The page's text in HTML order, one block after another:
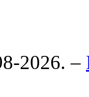
2026. –